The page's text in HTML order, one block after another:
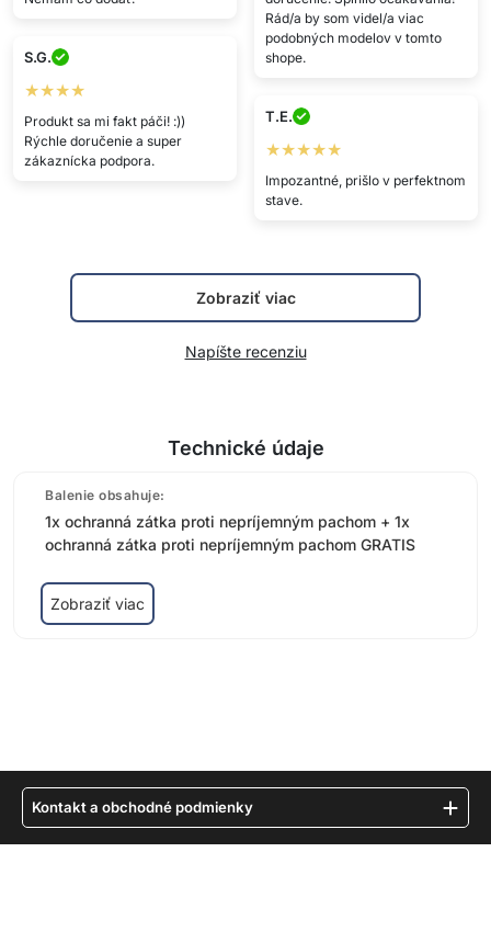
Rád/a by som videl/a viac
podobných modelov v tomto
shope.
S.G.
★★★★
Produkt sa mi fakt páči! :))
Rýchle doručenie a super
zákaznícka podpora.
T.E.
★★★★★
Impozantné, prišlo v perfektnom
stave.
Zobraziť viac
Napíšte recenziu
Technické údaje
Balenie obsahuje:
1x ochranná zátka proti nepríjemným pachom + 1x
ochranná zátka proti nepríjemným pachom GRATIS
Zobraziť viac
Kontakt a obchodné podmienky